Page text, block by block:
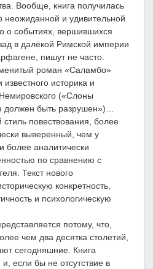
Вообще, книга получилась
неожиданной и удивительной.
о событиях, вершившихся
в далёкой Римской империи
пишут не часто.
роман «Саламбо»
историка и
(«Слоны
должен быть разрушен»)…
повествования, более
выверенный, чем у
более аналитически
по сравнению с
Текст нового
конкретность,
и психологическую
потому, что,
чем два десятка столетий,
сегодняшние. Книга
если бы не отсутствие в